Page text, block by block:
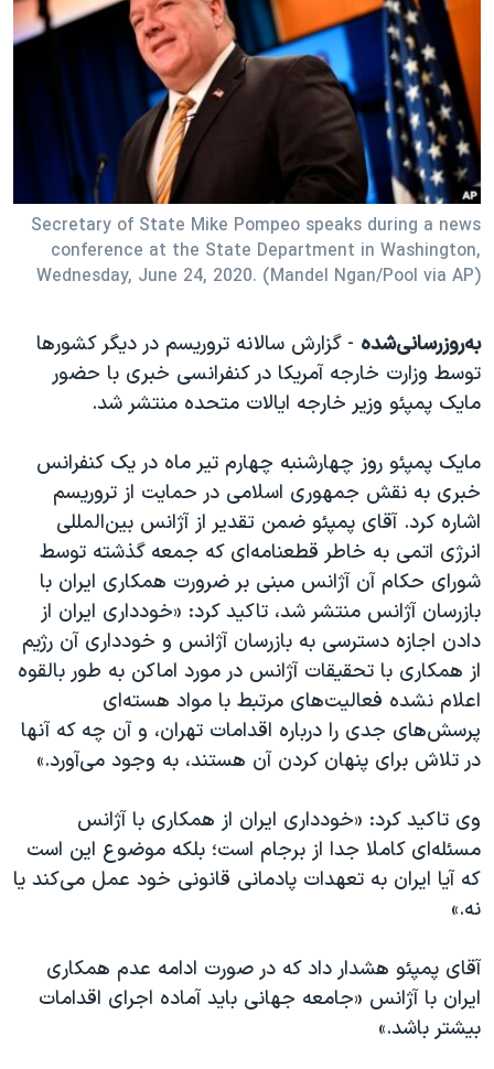
فرهنگ و زندگی
حقوق شهروندی
اقتصادی
علم و فناوری
اسرائیل در جنگ
گالری عکس
آرشیو پخش زنده
مستندها
انتخابات ریاست جمهوری آمریکا ۲۰۲۴
حمله جمهوری اسلامی به اسرائیل
رمز مهسا
ورزش زنان در ایران
اعتراضات زن، زندگی، آزادی
مجموعه مستندهای دادخواهی
دادگاه حمید نوری
چهل سال گروگان‌گیری
قانون شفافیت دارائی کادر رهبری ایران
اعتراضات مردمی آبان ۹۸
اسرائیل در جنگ
نرگس محمدی برنده جایزه نوبل صلح
همایش محافظه‌کاران آمریکا «سی‌پک»
صفحه‌های ویژه
سفر پرزیدنت ترامپ به چین
دنبال کنید
زبانهای مختلف
Secretary of State Mike Pompeo speaks during a news
conference at the State Department in Washington,
Wednesday, June 24, 2020. (Mandel Ngan/Pool via AP)
به‌روزرسانی‌شده - گزارش سالانه تروریسم در دیگر کشورها
توسط وزارت خارجه آمریکا در کنفرانسی خبری با حضور
مایک پمپئو وزیر خارجه ایالات متحده منتشر شد.
مایک پمپئو روز چهارشنبه چهارم تیر ماه در یک کنفرانس
خبری به نقش جمهوری اسلامی در حمایت از تروریسم
اشاره کرد. آقای پمپئو ضمن تقدیر از آژانس بین‌المللی
انرژی اتمی به خاطر قطعنامه‌ای که جمعه گذشته توسط
شورای حکام آن آژانس مبنی بر ضرورت همکاری ایران با
بازرسان آژانس منتشر شد، تاکید کرد: «خودداری ایران از
دادن اجازه دسترسی به بازرسان آژانس و خودداری آن رژیم
از همکاری با تحقیقات آژانس در مورد اماکن به طور بالقوه
اعلام نشده فعالیت‌های مرتبط با مواد هسته‌ای
پرسش‌های جدی را درباره اقدامات تهران، ‌و آن چه که آنها
در تلاش برای پنهان کردن آن هستند، به وجود می‌آورد.»
وی تاکید کرد: «خودداری ایران از همکاری با آژانس
مسئله‌ای کاملا جدا از برجام است؛ بلکه موضوع این است
که آیا ایران به تعهدات پادمانی قانونی خود عمل می‌کند یا
نه.»
آقای پمپئو هشدار داد که در صورت ادامه عدم همکاری
ایران با آژانس «جامعه جهانی باید آماده اجرای اقدامات
بیشتر باشد.»